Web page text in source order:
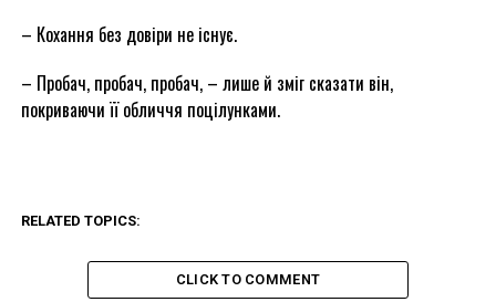
– Кохання без довіри не існує.
– Пробач, пробач, пробач, – лише й зміг сказати він,
покриваючи її обличчя поцілунками.
RELATED TOPICS:
CLICK TO COMMENT